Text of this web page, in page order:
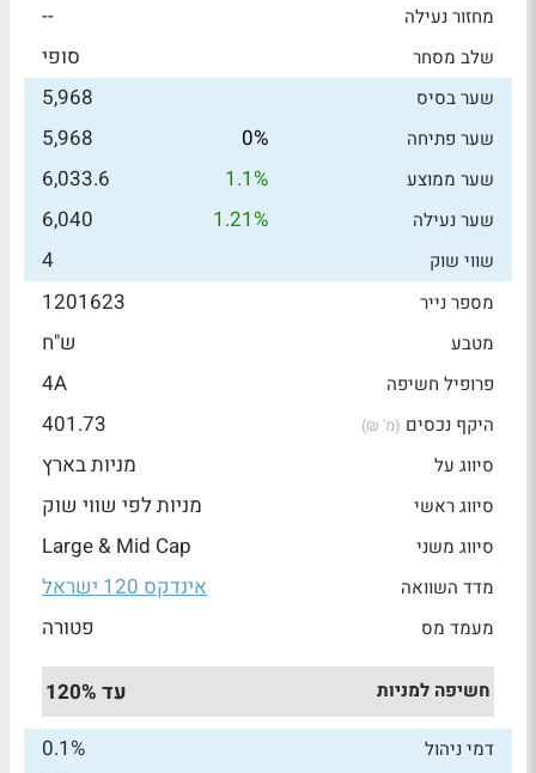
מחזור נעילה --
שלב מסחר סופי
שער בסיס 5,968
שער פתיחה 0%
5,968
שער ממוצע 1.1%
6,033.6
שער נעילה 1.21%
6,040
שווי שוק 4
מספר נייר 1201623
מטבע ש"ח
פרופיל חשיפה 4A
היקף נכסים (מ' ₪) 401.73
סיווג על מניות בארץ
סיווג ראשי מניות לפי שווי שוק
סיווג משני Large & Mid Cap
מדד השוואה אינדקס 120 ישראל
מעמד מס פטורה
חשיפה למניות עד 120%
דמי ניהול 0.1%